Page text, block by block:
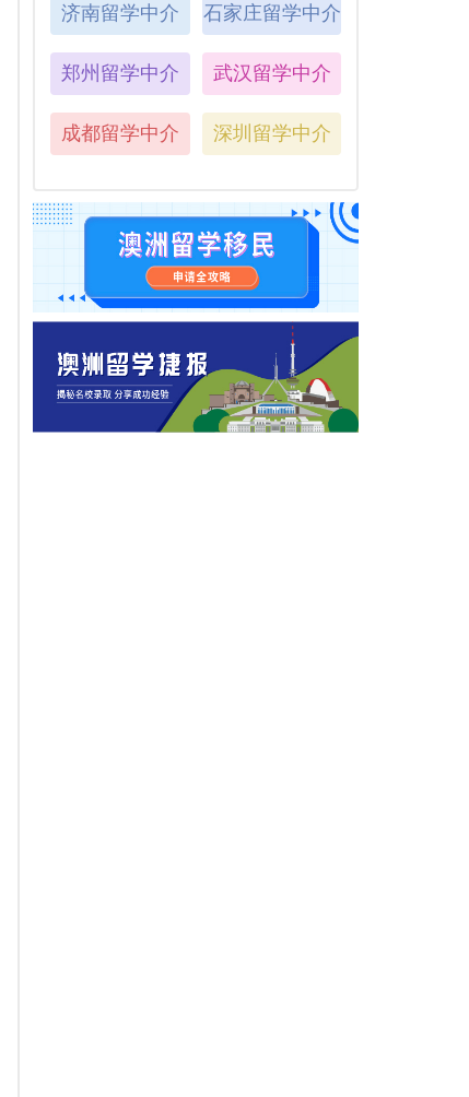
济南留学中介 石家庄留学中介
郑州留学中介 武汉留学中介
成都留学中介 深圳留学中介